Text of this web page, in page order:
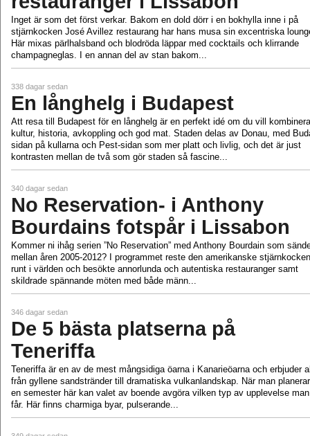
Inget är som det först verkar. Bakom en dold dörr i en bokhylla inne i på
stjärnkocken José Avillez restaurang har hans musa sin excentriska
Här mixas pärlhalsband och blodröda läppar med cocktails och klirrande
champagneglas. I en annan del av stan bakom...
338 dagar sedan
En långhelg i Budapest
Att resa till Budapest för en långhelg är en perfekt idé om du vill kombinera
kultur, historia, avkoppling och god mat. Staden delas av Donau, med
sidan på kullarna och Pest-sidan som mer platt och livlig, och det är just
kontrasten mellan de två som gör staden så fascine...
340 dagar sedan
No Reservation- i Anthony
Bourdains fotspår i Lissabon
Kommer ni ihåg serien ”No Reservation” med Anthony Bourdain som
mellan åren 2005-2012? I programmet reste den amerikanske stjärnkocken
runt i världen och besökte annorlunda och autentiska restauranger samt
skildrade spännande möten med både männ...
346 dagar sedan
De 5 bästa platserna på
Teneriffa
Teneriffa är en av de mest mångsidiga öarna i Kanarieöarna och erbjuder
från gyllene sandstränder till dramatiska vulkanlandskap. När man planerar
en semester här kan valet av boende avgöra vilken typ av upplevelse man
får. Här finns charmiga byar, pulserande...